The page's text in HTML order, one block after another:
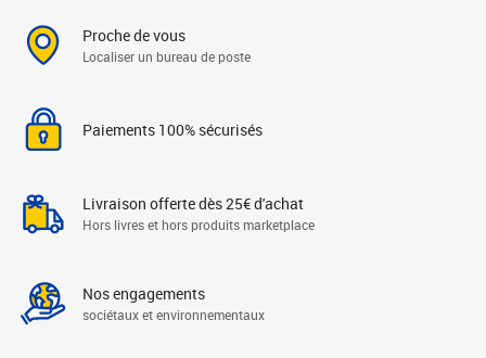
Proche de vous
Localiser un bureau de poste
Paiements 100% sécurisés
Livraison offerte dès 25€ d'achat
Hors livres et hors produits marketplace
Nos engagements
sociétaux et environnementaux